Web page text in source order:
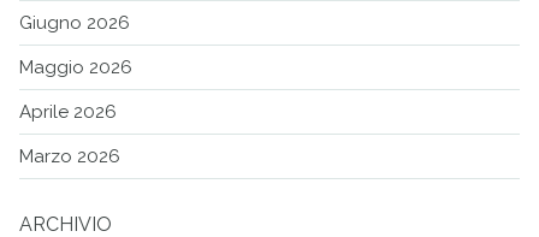
Giugno 2026
Maggio 2026
Aprile 2026
Marzo 2026
ARCHIVIO